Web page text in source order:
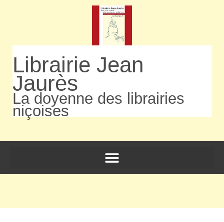
Librairie Jean
Jaurès
La doyenne des librairies
niçoises